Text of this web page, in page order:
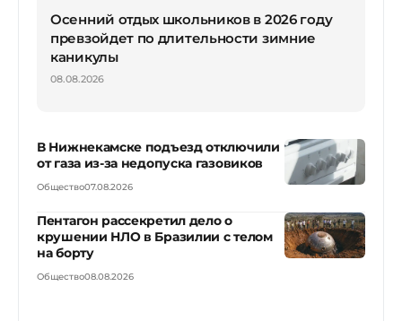
Осенний отдых школьников в 2026 году
превзойдет по длительности зимние
каникулы
08.08.2026
В Нижнекамске подъезд отключили
от газа из-за недопуска газовиков
Общество07.08.2026
Пентагон рассекретил дело о
крушении НЛО в Бразилии с телом
на борту
Общество08.08.2026